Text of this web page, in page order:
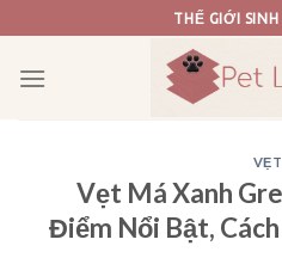
to
content
THẾ GIỚI
VẸT
Vẹt Má Xanh
Điểm Nổi Bật,